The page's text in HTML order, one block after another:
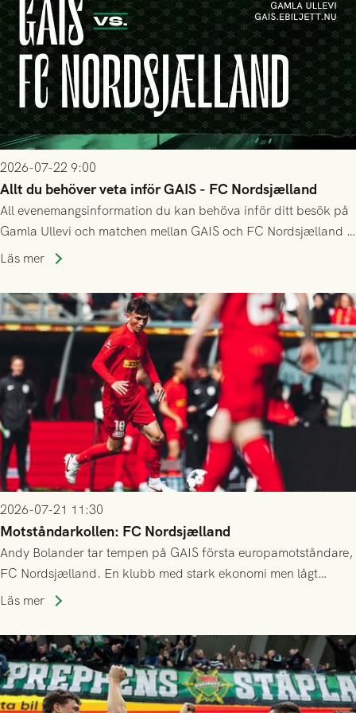
2026-07-22 9:00
Allt du behöver veta inför GAIS - FC Nordsjælland
All evenemangsinformation du kan behöva inför ditt besök på
Gamla Ullevi och matchen mellan GAIS och FC Nordsjælland i
kvalet till Conference League! Avspark kl 19.00 på torsdag
Läs mer
2026-07-21 11:30
Motståndarkollen: FC Nordsjælland
Andy Bolander tar tempen på GAIS första europamotståndare,
FC Nordsjælland. En klubb med stark ekonomi men lågt
publiksnitt, ett lag med både kollektiv styrka och individuell
Läs mer